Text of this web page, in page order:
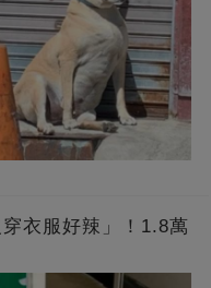
衣服好辣」！1.8萬